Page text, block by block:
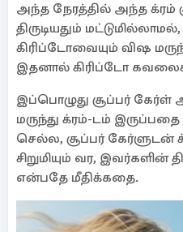
அந்த நேரத்தில் அந்த க்ரம்
திருடியதும்
கிரிப்டோவையும் விஷ
இதனால் கிரிப்டோ
இப்பொழுது சூப்பர் கேர்ள்
மருந்து க்ரம்-டம்
செல்ல, சூப்பர்
சிறுமியும் வர, இவர்களின்
என்பதே மீதிக்கதை.